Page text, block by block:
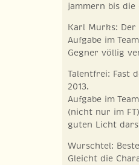
jammern bis die
Karl Murks: Der
Aufgabe im
Gegner völlig
Talentfrei: Fast
2013.
Aufgabe im
(nicht nur im
guten Licht
Wurschtel:
Gleicht die